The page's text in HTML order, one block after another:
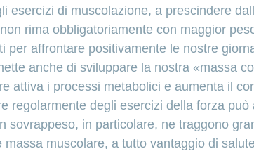
esercizi di muscolazione, a prescindere
rima obbligatoriamente con maggior
per affrontare positivamente le nostre
anche di sviluppare la nostra «massa
attiva i processi metabolici e aumenta il
regolarmente degli esercizi della forza
sovrappeso, in particolare, ne traggono
muscolare, a tutto vantaggio di